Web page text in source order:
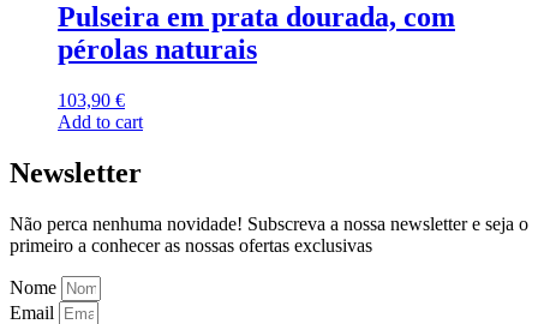
Pulseira em prata dourada, com
pérolas naturais
103,90 €
Add to cart
Newsletter
Não perca nenhuma novidade! Subscreva a nossa newsletter e seja o
primeiro a conhecer as nossas ofertas exclusivas
Nome
Email